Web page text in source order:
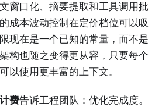
窗口化、摘要提取和工具调用批
成本波动控制在定价档位可以吸
现在是一个已知的常量，而不是
构也随之变得更从容，只要每个
以使用更丰富的上下文。
费告诉工程团队：优化完成度。